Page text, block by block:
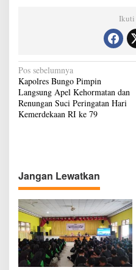
I
B
u
n
g
Ikuti
N
a
v
i
s
i
p
o
s
Pos sebelumnya
Kapolres Bungo Pimpin
Langsung Apel Kehormatan dan
Renungan Suci Peringatan Hari
Kemerdekaan RI ke 79
Jangan Lewatkan